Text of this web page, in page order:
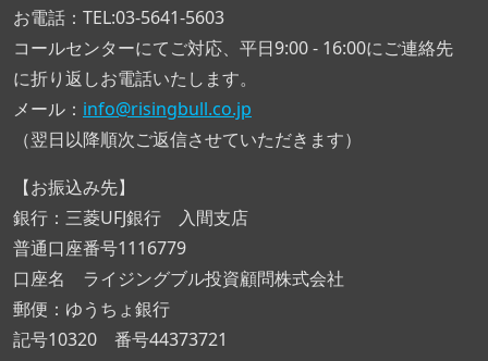
お電話：TEL:03-5641-5603
コールセンターにてご対応、平日9:00 - 16:00にご連絡先
に折り返しお電話いたします。
メール： info@risingbull.co.jp
（翌日以降順次ご返信させていただきます）
【お振込み先】
銀行：三菱UFJ銀行 入間支店
普通口座番号1116779
口座名 ライジングブル投資顧問株式会社
郵便：ゆうちょ銀行
記号10320 番号44373721